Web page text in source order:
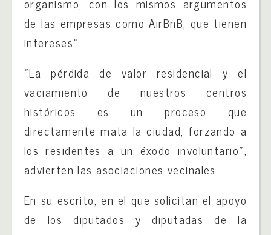
de las empresas como AirBnB, que tienen
intereses».
«La pérdida de valor residencial y el
vaciamiento de nuestros centros
históricos es un proceso que
directamente mata la ciudad, forzando a
los residentes a un éxodo involuntario»,
advierten las asociaciones vecinales
En su escrito, en el que solicitan el apoyo
de los diputados y diputadas de la